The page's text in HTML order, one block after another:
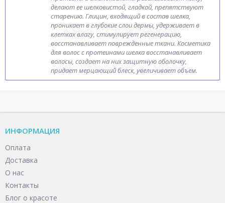
делают ее шелковистой, гладкой, препятствуют
старению. Глицин, входящий в состав шелка,
проникает в глубокие слои дермы, удерживает в
клетках влагу, стимулирует регенерацию,
восстанавливает поврежденные ткани. Косметика
для волос с протеинами шелка восстанавливает
волосы, создает на них защитную оболочку,
придает мерцающий блеск, увеличивает объем.
ИНФОРМАЦИЯ
Оплата
Доставка
О нас
Контакты
Блог о красоте